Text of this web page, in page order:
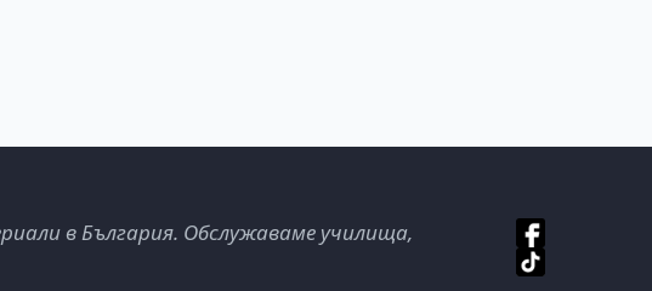
в България. Обслужаваме училища,